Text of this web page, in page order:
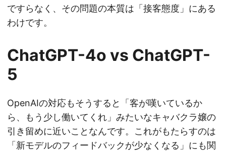
ですらなく、その問題の本質は「接客態度」にある
わけです。
ChatGPT-4o vs ChatGPT-
5
OpenAIの対応もそうすると「客が嘆いているか
ら、もう少し働いてくれ」みたいなキャバクラ嬢の
引き留めに近いことなんです。これがもたらすのは
「新モデルのフィードバックが少なくなる」にも関